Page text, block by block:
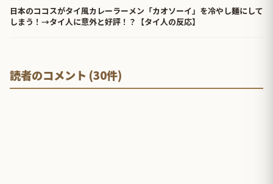
日本のココスがタイ風カレーラーメン「カオソーイ」を冷やし麺にして
しまう！→タイ人に意外と好評！？【タイ人の反応】
読者のコメント (30件)